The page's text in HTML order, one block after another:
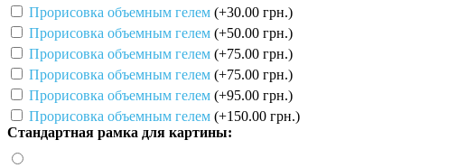
Прорисовка объемным гелем (+30.00 грн.)
Прорисовка объемным гелем (+50.00 грн.)
Прорисовка объемным гелем (+75.00 грн.)
Прорисовка объемным гелем (+75.00 грн.)
Прорисовка объемным гелем (+95.00 грн.)
Прорисовка объемным гелем (+150.00 грн.)
Стандартная рамка для картины: